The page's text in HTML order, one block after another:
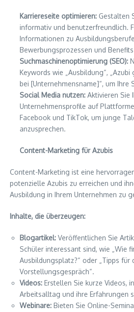
Karriereseite optimieren: Gestalten
informativ und benutzerfreundlich.
Informationen zu
Bewerbungsprozessen und
Suchmaschinenoptimierung (SEO):
Keywords wie „Ausbildung“, „Azubi
bei [Unternehmensname]“, um Ihre
Social Media nutzen: Aktivieren Sie
Unternehmensprofile auf
Facebook und TikTok, um junge
anzusprechen.
Content-Marketing für Azubis
Content-Marketing ist eine
potenzielle Azubis zu erreichen und
Ausbildung in Ihrem Unternehmen zu
Inhalte, die überzeugen:
Blogartikel: Veröffentlichen Sie
Schüler interessant sind, wie „Wie
Ausbildungsplatz?“ oder „Tipps für
Vorstellungsgespräch“.
Videos: Erstellen Sie kurze Videos,
Arbeitsalltag und ihre Erfahrungen
Webinare: Bieten Sie Online-